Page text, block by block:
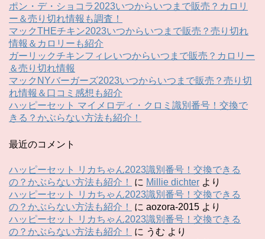
ポン・デ・ショコラ2023いつからいつまで販売？カロリ
ー＆売り切れ情報も調査！
マックTHEチキン2023いつからいつまで販売？売り切れ
情報＆カロリーも紹介
ガーリックチキンフィレいつからいつまで販売？カロリー
＆売り切れ情報
マックNYバーガーズ2023いつからいつまで販売？売り切
れ情報＆口コミ感想も紹介
ハッピーセット マイメロディ・クロミ識別番号！交換で
きる？かぶらない方法も紹介！
最近のコメント
ハッピーセット リカちゃん2023識別番号！交換できる
の？かぶらない方法も紹介！
に Millie dichter より
ハッピーセット リカちゃん2023識別番号！交換できる
の？かぶらない方法も紹介！
に aozora-2015 より
ハッピーセット リカちゃん2023識別番号！交換できる
の？かぶらない方法も紹介！
に うむ より